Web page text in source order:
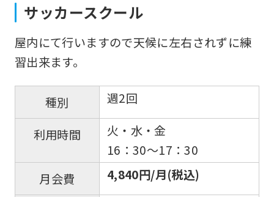
サッカースクール
屋内にて行いますので天候に左右されずに練
習出来ます。
種別 週2回
利用時間
火・水・金
16：30〜17：30
月会費
4,840円/月(税込)
The
may
from
original
content.
We
ask